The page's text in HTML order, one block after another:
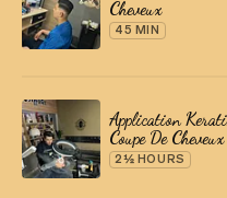
Cheveux
45 MIN
Application
Coupe De
2½ HOURS